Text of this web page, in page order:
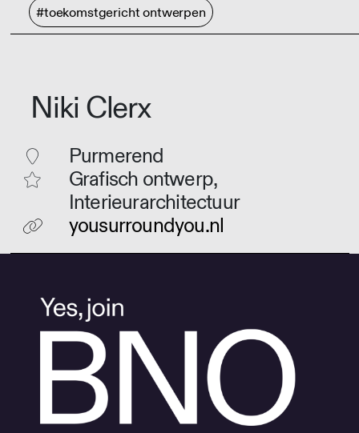
#toekomstgericht ontwerpen
Niki Clerx
Purmerend
Grafisch ontwerp,
Interieurarchitectuur
yousurroundyou.nl